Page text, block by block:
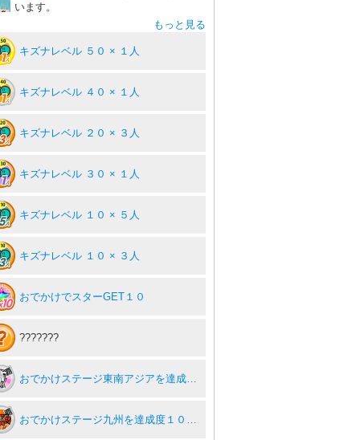
います。
もっと見る
キズナレベル ５０ × １人
キズナレベル ４０ × １人
キズナレベル ２０ × ３人
キズナレベル ３０ × １人
キズナレベル １０ × ５人
キズナレベル １０ × ３人
おでかけでスターGET１０
???????
おでかけステージ東南アジアを達成度１００％
おでかけステージ九州を達成度１００％